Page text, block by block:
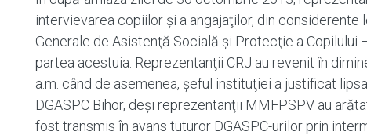
intervievarea copiilor şi a angajaţilor, din
Generale de Asistenţă Socială şi Protecţie a
partea acestuia. Reprezentanţii CRJ au revenit în
a.m. când de asemenea, şeful instituţiei a justificat
DGASPC Bihor, deși reprezentanţii MMFPSPV au
fost transmis în avans tuturor DGASPC-urilor prin